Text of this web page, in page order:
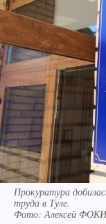
Прокуратура
труда в Туле.
Фото:Алексей